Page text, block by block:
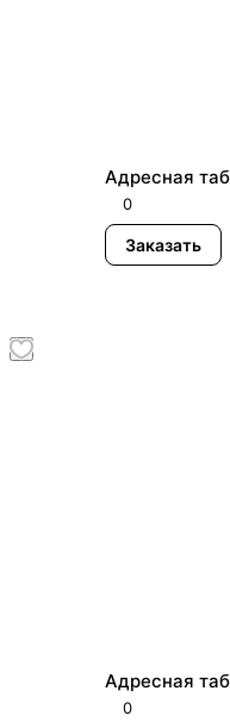
Адресная
0
Заказать
Адресная
0